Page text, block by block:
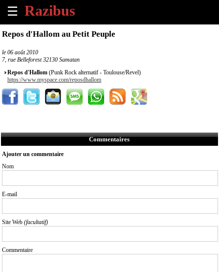
☰
×
Tous
les
évènements
à
venir
un
évènement
Contact
À
Repos d'Hallom au Petit Peuple
le 06 août 2010
7, rue Belleforest 32130 Samatan
Repos d'Hallom (Punk Rock alternatif - Toulouse/Revel)
https://www.myspace.com/reposdhallom
Commentaires
Ajouter un commentaire
Nom
E-mail
Site Web (facultatif)
Commentaire